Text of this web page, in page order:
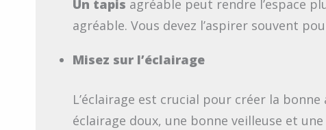
Un tapis agréable peut rendre l’espace
agréable. Vous devez l’aspirer souvent
Misez sur l’éclairage
L’éclairage est crucial pour créer la
éclairage doux, une bonne veilleuse et une